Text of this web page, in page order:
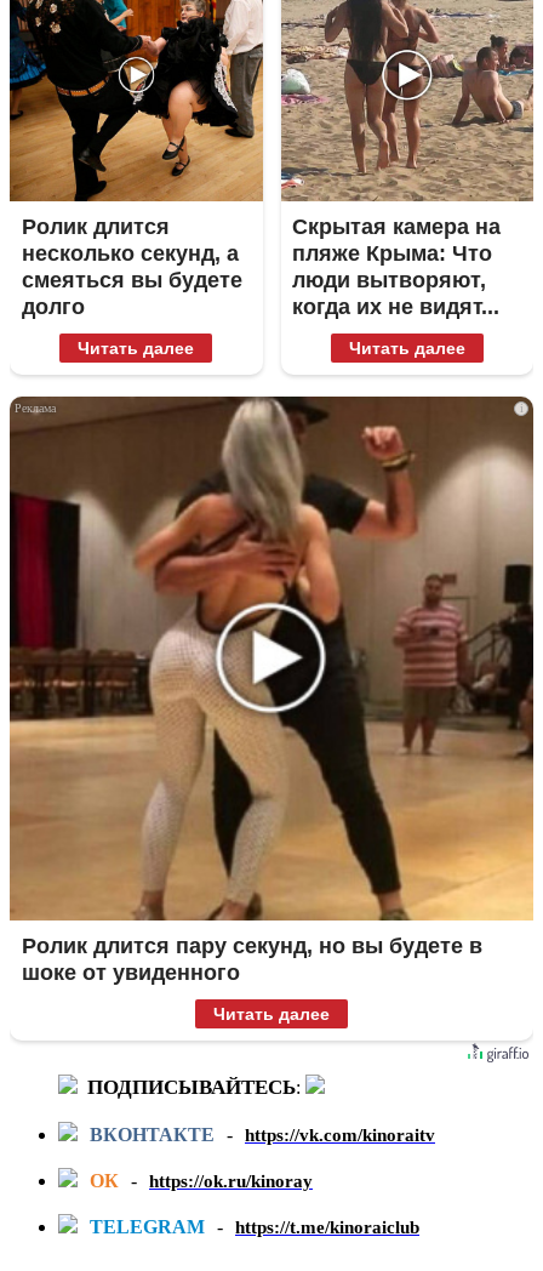
Ролик длится
несколько секунд, а
смеяться вы будете
долго
Читать далее
Скрытая камера на
пляже Крыма: Что
люди вытворяют,
когда их не видят...
Читать далее
i
Ролик длится пару секунд, но вы будете в
шоке от увиденного
Читать далее
ПОДПИСЫВАЙТЕСЬ:
ВКОНТАКТЕ - https://vk.com/kinoraitv
ОК - https://ok.ru/kinoray
TELEGRAM - https://t.me/kinoraiclub